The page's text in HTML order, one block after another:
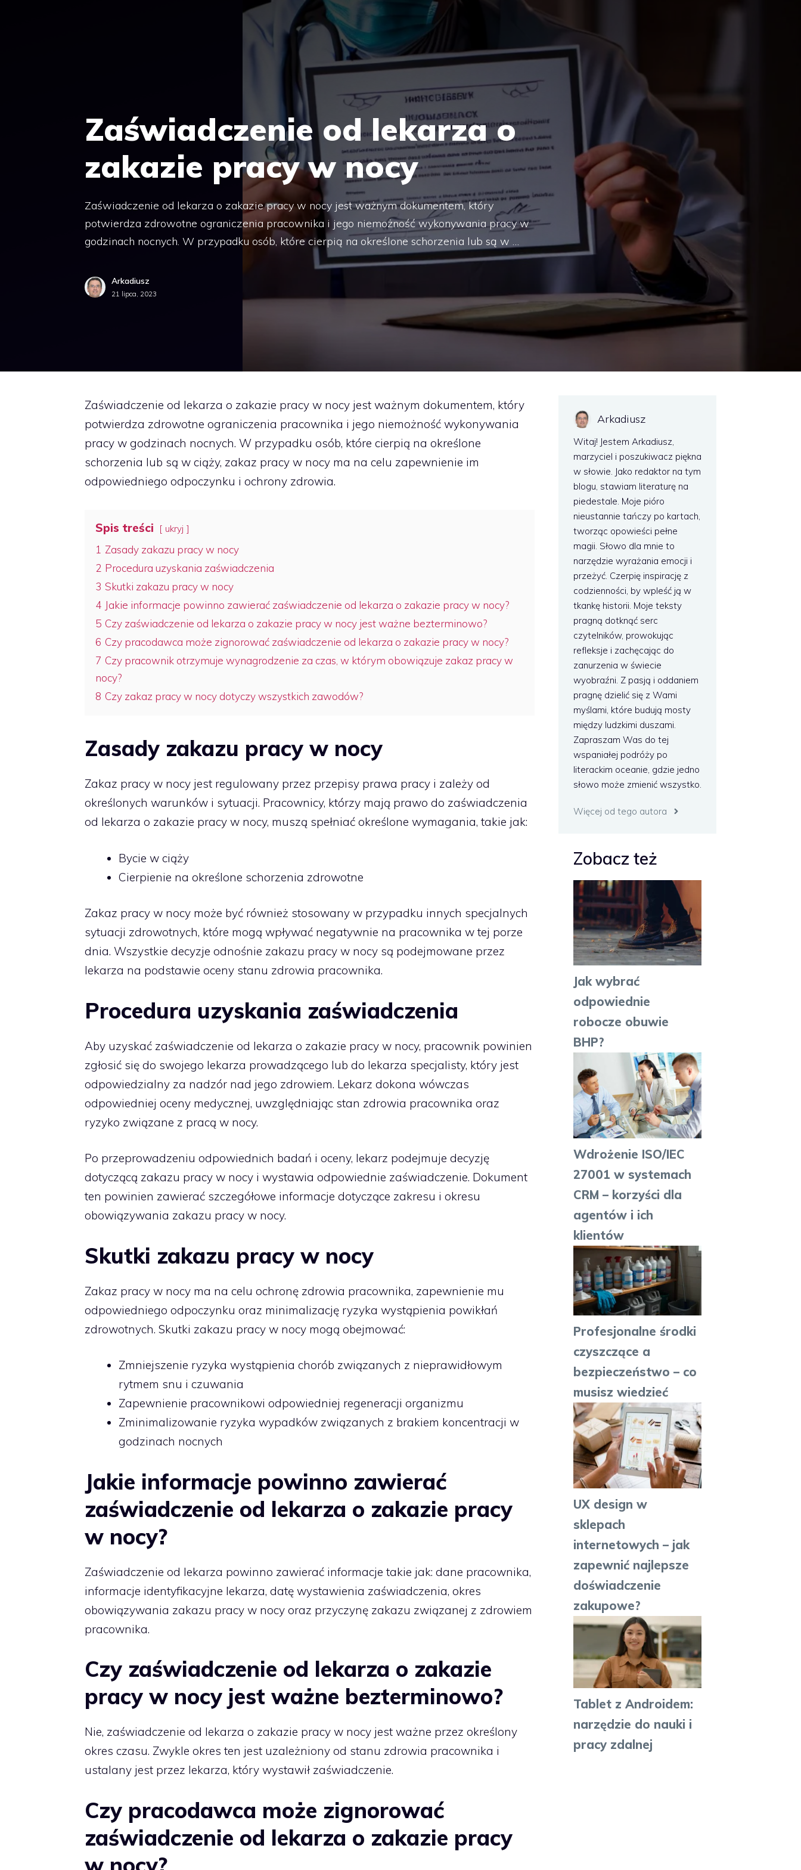
Zaświadczenie od lekarza o
zakazie pracy w nocy
Zaświadczenie od lekarza o zakazie pracy w nocy jest ważnym dokumentem, który
potwierdza zdrowotne ograniczenia pracownika i jego niemożność wykonywania pracy w
godzinach nocnych. W przypadku osób, które cierpią na określone schorzenia lub są w …
Arkadiusz
21 lipca, 2023
Zaświadczenie od lekarza o zakazie pracy w nocy jest ważnym dokumentem, który
potwierdza zdrowotne ograniczenia pracownika i jego niemożność wykonywania
pracy w godzinach nocnych. W przypadku osób, które cierpią na określone
schorzenia lub są w ciąży, zakaz pracy w nocy ma na celu zapewnienie im
odpowiedniego odpoczynku i ochrony zdrowia.
Spis treści ukryj
1 Zasady zakazu pracy w nocy
2 Procedura uzyskania zaświadczenia
3 Skutki zakazu pracy w nocy
4 Jakie informacje powinno zawierać zaświadczenie od lekarza o zakazie pracy w nocy?
5 Czy zaświadczenie od lekarza o zakazie pracy w nocy jest ważne bezterminowo?
6 Czy pracodawca może zignorować zaświadczenie od lekarza o zakazie pracy w nocy?
7 Czy pracownik otrzymuje wynagrodzenie za czas, w którym obowiązuje zakaz pracy w
nocy?
8 Czy zakaz pracy w nocy dotyczy wszystkich zawodów?
Zasady zakazu pracy w nocy
Zakaz pracy w nocy jest regulowany przez przepisy prawa pracy i zależy od
określonych warunków i sytuacji. Pracownicy, którzy mają prawo do zaświadczenia
od lekarza o zakazie pracy w nocy, muszą spełniać określone wymagania, takie jak:
Bycie w ciąży
Cierpienie na określone schorzenia zdrowotne
Zakaz pracy w nocy może być również stosowany w przypadku innych specjalnych
sytuacji zdrowotnych, które mogą wpływać negatywnie na pracownika w tej porze
dnia. Wszystkie decyzje odnośnie zakazu pracy w nocy są podejmowane przez
lekarza na podstawie oceny stanu zdrowia pracownika.
Procedura uzyskania zaświadczenia
Aby uzyskać zaświadczenie od lekarza o zakazie pracy w nocy, pracownik powinien
zgłosić się do swojego lekarza prowadzącego lub do lekarza specjalisty, który jest
odpowiedzialny za nadzór nad jego zdrowiem. Lekarz dokona wówczas
odpowiedniej oceny medycznej, uwzględniając stan zdrowia pracownika oraz
ryzyko związane z pracą w nocy.
Po przeprowadzeniu odpowiednich badań i oceny, lekarz podejmuje decyzję
dotyczącą zakazu pracy w nocy i wystawia odpowiednie zaświadczenie. Dokument
ten powinien zawierać szczegółowe informacje dotyczące zakresu i okresu
obowiązywania zakazu pracy w nocy.
Skutki zakazu pracy w nocy
Zakaz pracy w nocy ma na celu ochronę zdrowia pracownika, zapewnienie mu
odpowiedniego odpoczynku oraz minimalizację ryzyka wystąpienia powikłań
zdrowotnych. Skutki zakazu pracy w nocy mogą obejmować:
Zmniejszenie ryzyka wystąpienia chorób związanych z nieprawidłowym
rytmem snu i czuwania
Zapewnienie pracownikowi odpowiedniej regeneracji organizmu
Zminimalizowanie ryzyka wypadków związanych z brakiem koncentracji w
godzinach nocnych
Jakie informacje powinno zawierać
zaświadczenie od lekarza o zakazie pracy
w nocy?
Zaświadczenie od lekarza powinno zawierać informacje takie jak: dane pracownika,
informacje identyfikacyjne lekarza, datę wystawienia zaświadczenia, okres
obowiązywania zakazu pracy w nocy oraz przyczynę zakazu związanej z zdrowiem
pracownika.
Czy zaświadczenie od lekarza o zakazie
pracy w nocy jest ważne bezterminowo?
Nie, zaświadczenie od lekarza o zakazie pracy w nocy jest ważne przez określony
okres czasu. Zwykle okres ten jest uzależniony od stanu zdrowia pracownika i
ustalany jest przez lekarza, który wystawił zaświadczenie.
Czy pracodawca może zignorować
zaświadczenie od lekarza o zakazie pracy
w nocy?
Arkadiusz
Witaj! Jestem Arkadiusz,
marzyciel i poszukiwacz piękna
w słowie. Jako redaktor na tym
blogu, stawiam literaturę na
piedestale. Moje pióro
nieustannie tańczy po kartach,
tworząc opowieści pełne
magii. Słowo dla mnie to
narzędzie wyrażania emocji i
przeżyć. Czerpię inspirację z
codzienności, by wpleść ją w
tkankę historii. Moje teksty
pragną dotknąć serc
czytelników, prowokując
refleksje i zachęcając do
zanurzenia w świecie
wyobraźni. Z pasją i oddaniem
pragnę dzielić się z Wami
myślami, które budują mosty
między ludzkimi duszami.
Zapraszam Was do tej
wspaniałej podróży po
literackim oceanie, gdzie jedno
słowo może zmienić wszystko.
Więcej od tego autora
Zobacz też
Jak wybrać
odpowiednie
robocze obuwie
BHP?
Wdrożenie ISO/IEC
27001 w systemach
CRM – korzyści dla
agentów i ich
klientów
Profesjonalne środki
czyszczące a
bezpieczeństwo – co
musisz wiedzieć
UX design w
sklepach
internetowych – jak
zapewnić najlepsze
doświadczenie
zakupowe?
Tablet z Androidem:
narzędzie do nauki i
pracy zdalnej